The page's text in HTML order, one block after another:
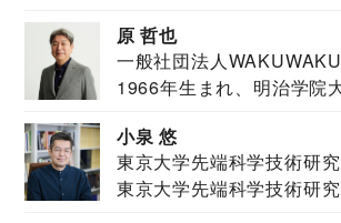
原 哲也
一般社団法人
JAPAN代表・言語聴覚士
1966年生まれ、明治学院
小泉 悠
東京大学先端科学技術研
東京大学先端科学技術研